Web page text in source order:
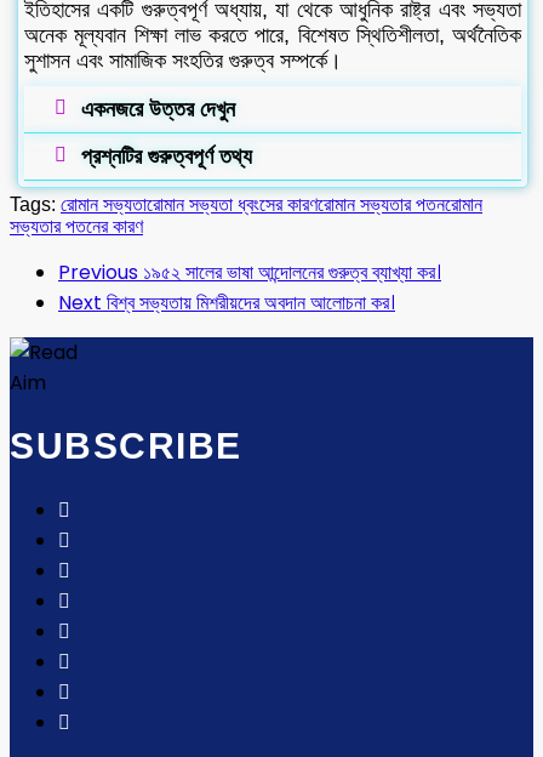
ইতিহাসের একটি গুরুত্বপূর্ণ অধ্যায়, যা থেকে আধুনিক রাষ্ট্র এবং সভ্যতা
অনেক মূল্যবান শিক্ষা লাভ করতে পারে, বিশেষত স্থিতিশীলতা, অর্থনৈতিক
সুশাসন এবং সামাজিক সংহতির গুরুত্ব সম্পর্কে।
একনজরে উত্তর দেখুন
প্রশ্নটির গুরুত্বপূর্ণ তথ্য
Tags: রোমান সভ্যতারোমান সভ্যতা ধ্বংসের কারণরোমান সভ্যতার পতনরোমান
সভ্যতার পতনের কারণ
Previous ১৯৫২ সালের ভাষা আন্দোলনের গুরুত্ব ব্যাখ্যা কর।
Next বিশ্ব সভ্যতায় মিশরীয়দের অবদান আলোচনা কর।
SUBSCRIBE